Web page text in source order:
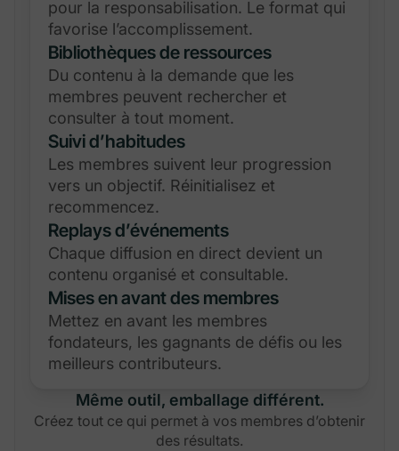
pour la responsabilisation. Le format qui
favorise l’accomplissement.
Bibliothèques de ressources
Du contenu à la demande que les
membres peuvent rechercher et
consulter à tout moment.
Suivi d’habitudes
Les membres suivent leur progression
vers un objectif. Réinitialisez et
recommencez.
Replays d’événements
Chaque diffusion en direct devient un
contenu organisé et consultable.
Mises en avant des membres
Mettez en avant les membres
fondateurs, les gagnants de défis ou les
meilleurs contributeurs.
Même outil, emballage différent.
Créez tout ce qui permet à vos membres d’obtenir
des résultats.